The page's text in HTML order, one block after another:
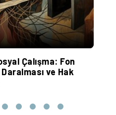
Çalışma: Fon
Daralması ve Hak